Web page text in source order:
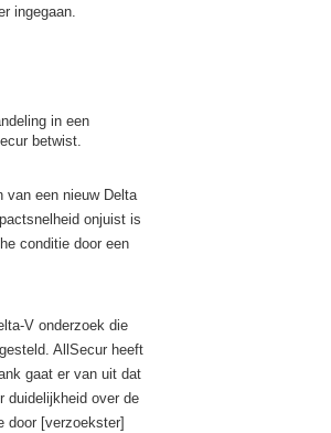
ingegaan.
in een
betwist.
van een nieuw Delta
onjuist is
conditie door een
V onderzoek die
AllSecur heeft
gaat er van uit dat
duidelijkheid over de
door [verzoekster]